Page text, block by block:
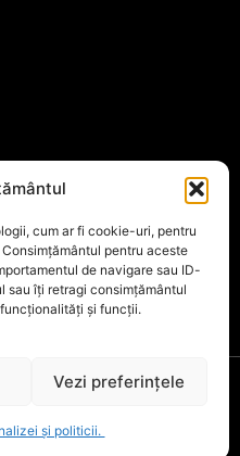
cum ar fi cookie-uri, pentru
pentru aceste
de navigare sau ID-
sau îți retragi consimțământul
și funcții.
Vezi preferințele
și politicii.